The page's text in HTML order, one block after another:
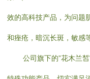
效的高科技产品，为问题
和痤疮，暗沉长斑，敏感
公司旗下的”花木兰